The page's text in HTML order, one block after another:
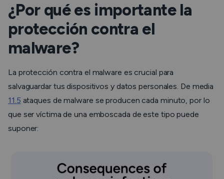
¿Por qué es importante la
protección contra el
malware?
La protección contra el malware es crucial para
salvaguardar tus dispositivos y datos personales. De media
11.5 ataques de malware se producen cada minuto, por lo
que ser víctima de una emboscada de este tipo puede
suponer: